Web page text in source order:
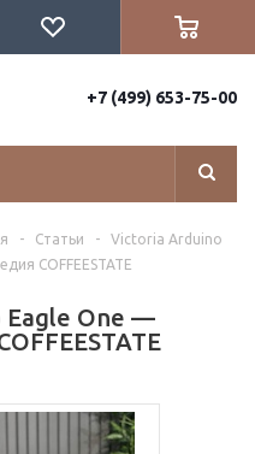
+7 (499) 653-75-00
- Статьи -
Victoria Arduino
COFFEESTATE
Eagle One —